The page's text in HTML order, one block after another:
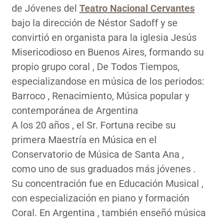
de Jóvenes del Teatro Nacional Cervantes
bajo la dirección de Néstor Sadoff y se
convirtió en organista para la iglesia Jesús
Misericodioso en Buenos Aires, formando su
propio grupo coral , De Todos Tiempos,
especializandose en música de los periodos:
Barroco , Renacimiento, Música popular y
contemporánea de Argentina
A los 20 años , el Sr. Fortuna recibe su
primera Maestría en Música en el
Conservatorio de Música de Santa Ana ,
como uno de sus graduados más jóvenes .
Su concentración fue en Educación Musical ,
con especialización en piano y formación
Coral. En Argentina , también enseñó música